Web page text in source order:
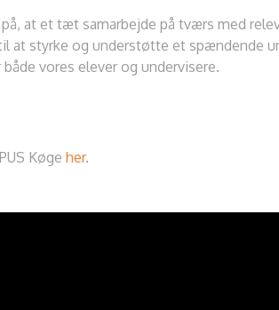
at et tæt samarbejde på tværs med
at styrke og understøtte et spændende
vores elever og undervisere.
Køge her.